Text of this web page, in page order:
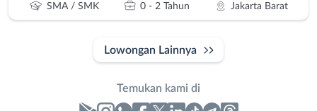
SMA / SMK 0 - 2 Tahun Jakarta Barat
Lowongan Lainnya
Temukan kami di